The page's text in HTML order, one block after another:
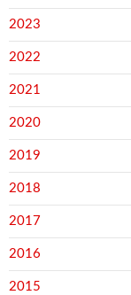
2023
2022
2021
2020
2019
2018
2017
2016
2015